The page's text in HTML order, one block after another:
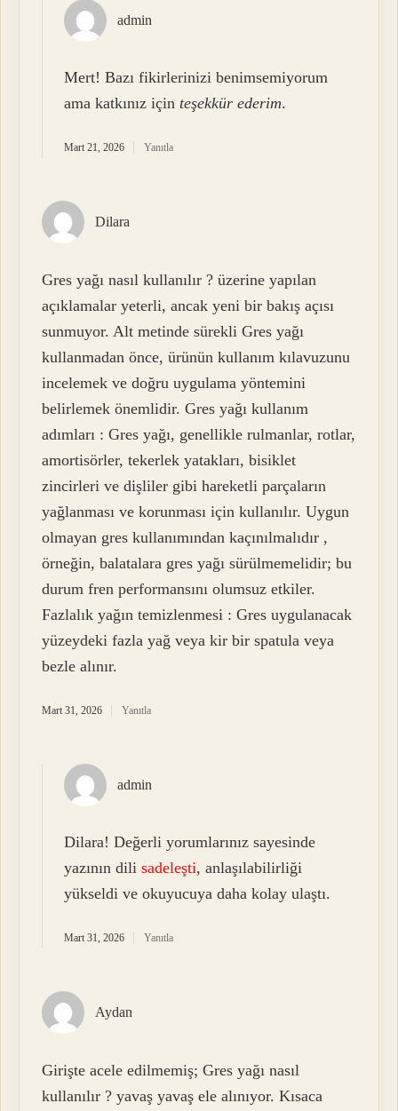
admin
Mert! Bazı fikirlerinizi benimsemiyorum
ama katkınız için teşekkür ederim.
Mart 21, 2026 Yanıtla
Dilara
Gres yağı nasıl kullanılır ? üzerine yapılan
açıklamalar yeterli, ancak yeni bir bakış açısı
sunmuyor. Alt metinde sürekli Gres yağı
kullanmadan önce, ürünün kullanım kılavuzunu
incelemek ve doğru uygulama yöntemini
belirlemek önemlidir. Gres yağı kullanım
adımları : Gres yağı, genellikle rulmanlar, rotlar,
amortisörler, tekerlek yatakları, bisiklet
zincirleri ve dişliler gibi hareketli parçaların
yağlanması ve korunması için kullanılır. Uygun
olmayan gres kullanımından kaçınılmalıdır ,
örneğin, balatalara gres yağı sürülmemelidir; bu
durum fren performansını olumsuz etkiler.
Fazlalık yağın temizlenmesi : Gres uygulanacak
yüzeydeki fazla yağ veya kir bir spatula veya
bezle alınır.
Mart 31, 2026 Yanıtla
admin
Dilara! Değerli yorumlarınız sayesinde
yazının dilisadeleşti, anlaşılabilirliği
yükseldi ve okuyucuya daha kolay ulaştı.
Mart 31, 2026 Yanıtla
Aydan
Girişte acele edilmemiş; Gres yağı nasıl
kullanılır ? yavaş yavaş ele alınıyor. Kısaca